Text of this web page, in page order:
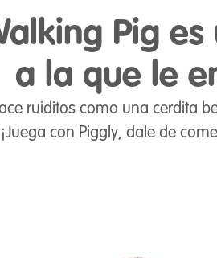
Pig
a la que le
ruiditos como una cerdita
con Piggly, dale de